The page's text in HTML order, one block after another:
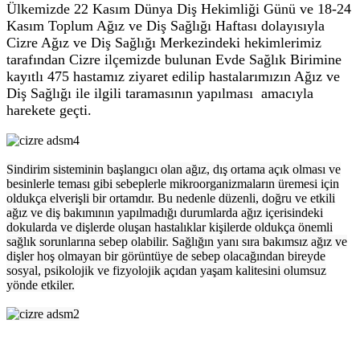
Ülkemizde 22 Kasım Dünya Diş Hekimliği Günü ve 18-24
Kasım Toplum Ağız ve Diş Sağlığı Haftası dolayısıyla
Cizre Ağız ve Diş Sağlığı Merkezindeki hekimlerimiz
tarafından Cizre ilçemizde bulunan Evde Sağlık Birimine
kayıtlı 475 hastamız ziyaret edilip hastalarımızın Ağız ve
Diş Sağlığı ile ilgili taramasının yapılması amacıyla
harekete geçti.
Sindirim sisteminin başlangıcı olan ağız, dış ortama açık olması ve
besinlerle teması gibi sebeplerle mikroorganizmaların üremesi için
oldukça elverişli bir ortamdır. Bu nedenle düzenli, doğru ve etkili
ağız ve diş bakımının yapılmadığı durumlarda ağız içerisindeki
dokularda ve dişlerde oluşan hastalıklar kişilerde oldukça önemli
sağlık sorunlarına sebep olabilir. Sağlığın yanı sıra bakımsız ağız ve
dişler hoş olmayan bir görüntüye de sebep olacağından bireyde
sosyal, psikolojik ve fizyolojik açıdan yaşam kalitesini olumsuz
yönde etkiler.